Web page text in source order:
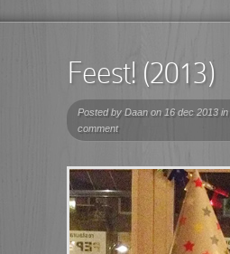
Feest! (2013)
Posted by Daan on 16 dec 2013 in
comment